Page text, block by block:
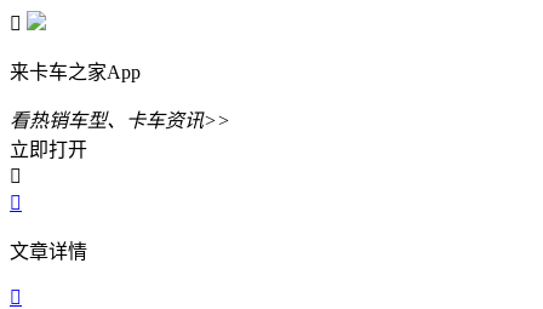

来卡车之家App
看热销车型、卡车资讯>>
立即打开


文章详情
